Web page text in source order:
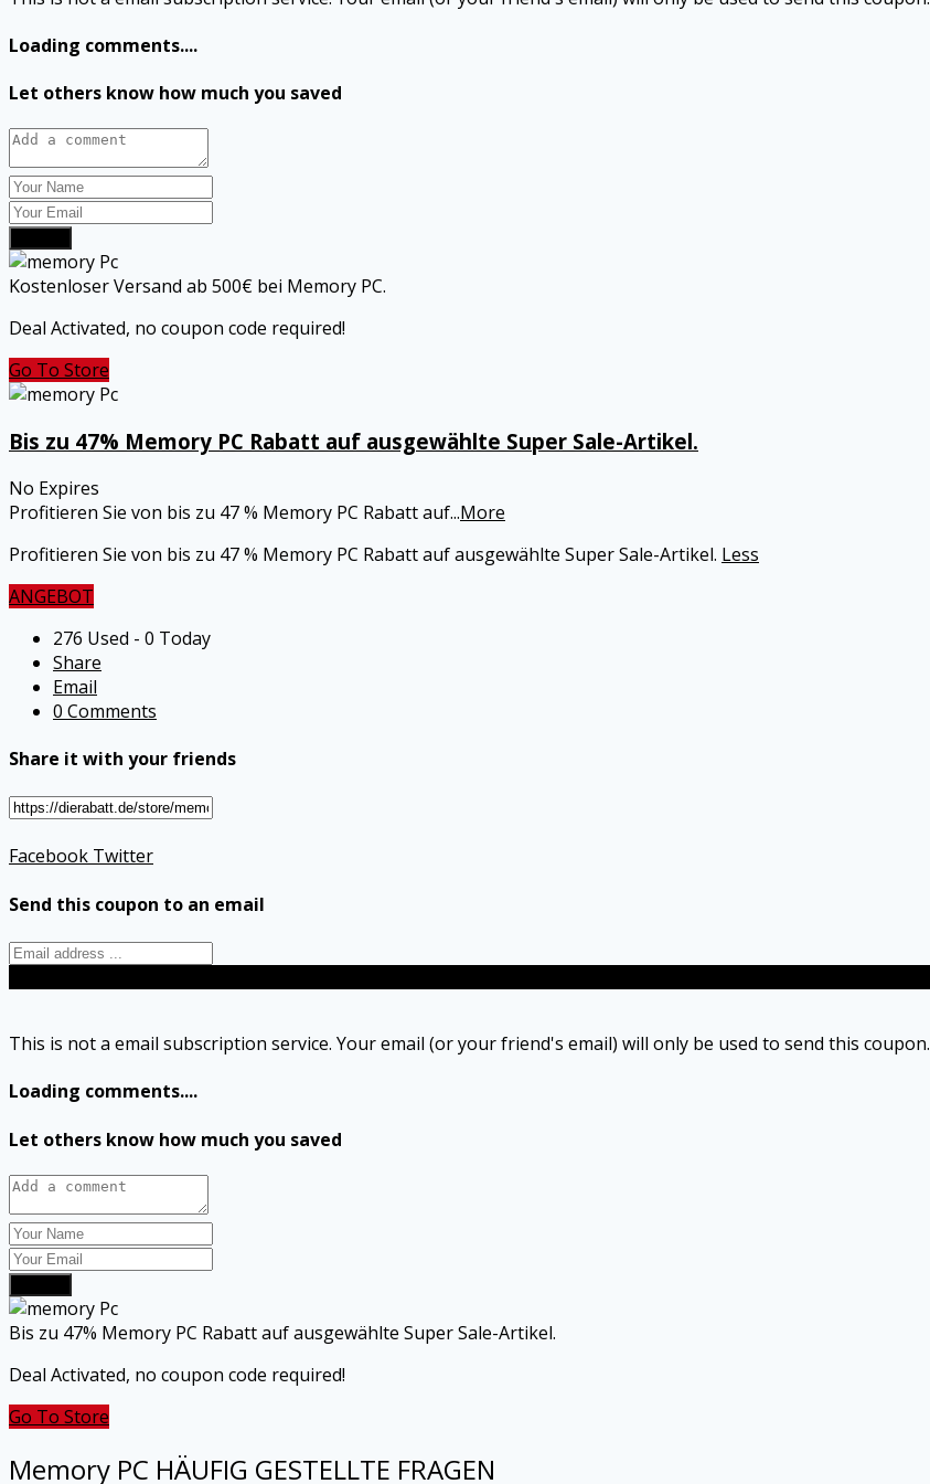
Loading comments....
Let others know how much you saved
Kostenloser Versand ab 500€ bei Memory PC.
Deal Activated, no coupon code required!
Go To Store
Bis zu 47% Memory PC Rabatt auf ausgewählte Super Sale-Artikel.
No Expires
Profitieren Sie von bis zu 47 % Memory PC Rabatt auf...More
Profitieren Sie von bis zu 47 % Memory PC Rabatt auf ausgewählte Super Sale-Artikel. Less
ANGEBOT
276 Used - 0 Today
Share
Email
0 Comments
Share it with your friends
Facebook Twitter
Send this coupon to an email
This is not a email subscription service. Your email (or your friend's email) will only be used to send this coupon.
Loading comments....
Let others know how much you saved
Bis zu 47% Memory PC Rabatt auf ausgewählte Super Sale-Artikel.
Deal Activated, no coupon code required!
Go To Store
Memory PC HÄUFIG GESTELLTE FRAGEN